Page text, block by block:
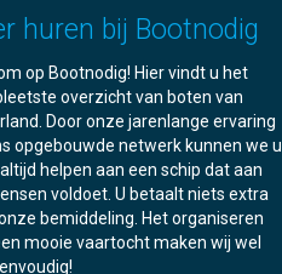
huren bij Bootnodig
op Bootnodig! Hier vindt u het
overzicht van boten van
Door onze jarenlange ervaring
opgebouwde netwerk kunnen we u
helpen aan een schip dat aan
voldoet. U betaalt niets extra
bemiddeling. Het organiseren
mooie vaartocht maken wij wel